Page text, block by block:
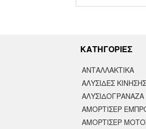
KΑΤΗΓΟΡΙΕΣ
ΑΝΤΑΛΛΑΚΤΙΚΆ
ΑΛΥΣΙΔΕΣ ΚΙΝΗΣΗΣ
ΑΛΥΣΙΔΟΓΡΑΝΑΖΑ
ΑΜΟΡΤΙΣΕΡ
ΑΜΟΡΤΙΣΈΡ